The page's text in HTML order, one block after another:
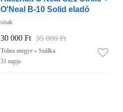
O'Neal B-10 Solid eladó
sisak
30 000 Ft 35 000 Ft
Tolna megye » Szálka
31 napja